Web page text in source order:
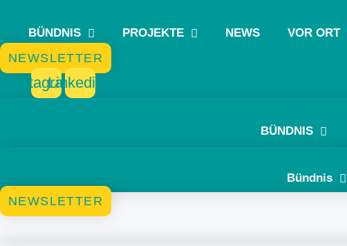
springen
BÜNDNIS PROJEKTE NEWS VOR ORT
NEWSLETTER
Instagram
Linkedin
BÜNDNIS
Bündnis
NEWSLETTER